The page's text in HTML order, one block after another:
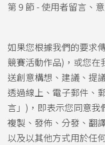
第 9 節 - 使用者留言、
如果您根據我們的要求
競賽活動作品)，或您
送創意構想、建議、提
透過線上、電子郵件、
言」)，即表示您同意我
複製、發佈、分發、翻
以及以其他方式用於任